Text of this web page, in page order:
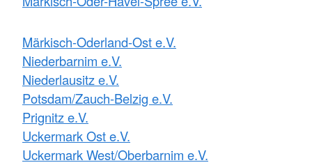
Märkisch-Oderland-Ost e.V.
Niederbarnim e.V.
Niederlausitz e.V.
Potsdam/Zauch-Belzig e.V.
Prignitz e.V.
Uckermark Ost e.V.
Uckermark West/Oberbarnim e.V.